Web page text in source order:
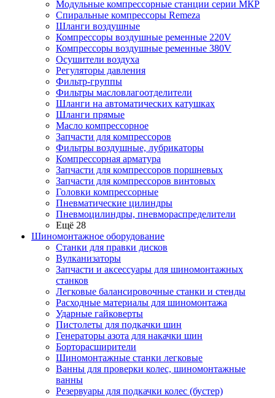
Модульные компрессорные станции серии МКР
Спиральные компрессоры Remeza
Шланги воздушные
Компрессоры воздушные ременные 220V
Компрессоры воздушные ременные 380V
Осушители воздуха
Регуляторы давления
Фильтр-группы
Фильтры масловлагоотделители
Шланги на автоматических катушках
Шланги прямые
Масло компрессорное
Запчасти для компрессоров
Фильтры воздушные, лубрикаторы
Компрессорная арматура
Запчасти для компрессоров поршневых
Запчасти для компрессоров винтовых
Головки компрессорные
Пневматические цилиндры
Пневмоцилиндры, пневмораспределители
Ещё 28
Шиномонтажное оборудование
Станки для правки дисков
Вулканизаторы
Запчасти и аксессуары для шиномонтажных
станков
Легковые балансировочные станки и стенды
Расходные материалы для шиномонтажа
Ударные гайковерты
Пистолеты для подкачки шин
Генераторы азота для накачки шин
Борторасширители
Шиномонтажные станки легковые
Ванны для проверки колес, шиномонтажные
ванны
Резервуары для подкачки колес (бустер)